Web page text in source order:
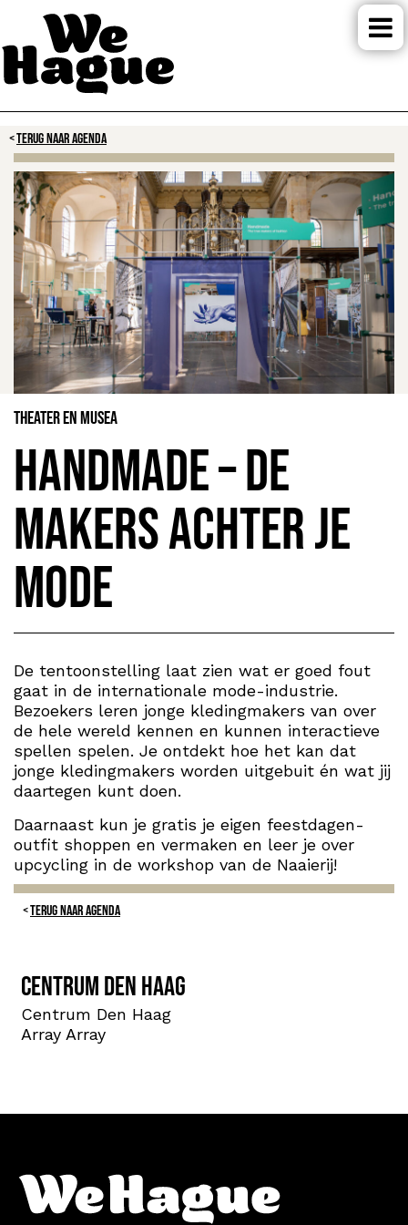
TERUG NAAR AGENDA
Theater en Musea
Handmade – de
makers achter je
mode
De tentoonstelling laat zien wat er goed fout
gaat in de internationale mode-industrie.
Bezoekers leren jonge kledingmakers van over
de hele wereld kennen en kunnen interactieve
spellen spelen. Je ontdekt hoe het kan dat
jonge kledingmakers worden uitgebuit én wat jij
daartegen kunt doen.
Daarnaast kun je gratis je eigen feestdagen-
outfit shoppen en vermaken en leer je over
upcycling in de workshop van de Naaierij!
TERUG NAAR AGENDA
Centrum Den Haag
Centrum Den Haag
Array Array